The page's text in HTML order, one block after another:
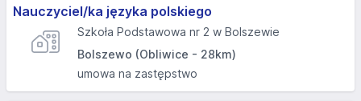
Nauczyciel/ka języka polskiego
Szkoła Podstawowa nr 2 w Bolszewie
Bolszewo (Obliwice - 28km)
umowa na zastępstwo